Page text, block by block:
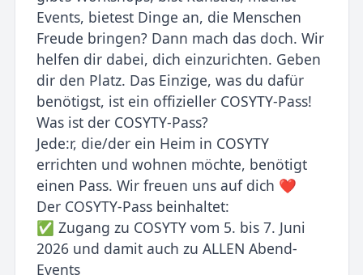
Events, bietest Dinge an, die Menschen
Freude bringen? Dann mach das doch. Wir
helfen dir dabei, dich einzurichten. Geben
dir den Platz. Das Einzige, was du dafür
benötigst, ist ein offizieller COSYTY-Pass!
Was ist der COSYTY-Pass?
Jede:r, die/der ein Heim in COSYTY
errichten und wohnen möchte, benötigt
einen Pass. Wir freuen uns auf dich ❤️
Der COSYTY-Pass beinhaltet:
✅ Zugang zu COSYTY vom 5. bis 7. Juni
2026 und damit auch zu ALLEN Abend-
Events